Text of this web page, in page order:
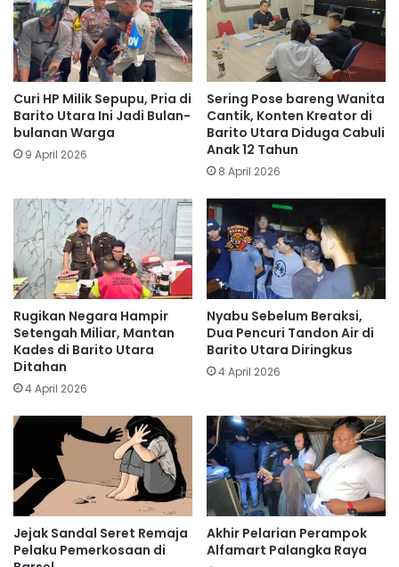
Curi HP Milik Sepupu, Pria di
Barito Utara Ini Jadi Bulan-
bulanan Warga
9 April 2026
Sering Pose bareng Wanita
Cantik, Konten Kreator di
Barito Utara Diduga Cabuli
Anak 12 Tahun
8 April 2026
Rugikan Negara Hampir
Setengah Miliar, Mantan
Kades di Barito Utara
Ditahan
4 April 2026
Nyabu Sebelum Beraksi,
Dua Pencuri Tandon Air di
Barito Utara Diringkus
4 April 2026
Jejak Sandal Seret Remaja
Pelaku Pemerkosaan di
Akhir Pelarian Perampok
Alfamart Palangka Raya